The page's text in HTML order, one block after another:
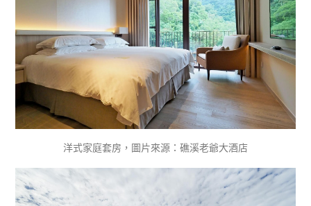
洋式家庭套房，圖片來源：礁溪老爺大酒店